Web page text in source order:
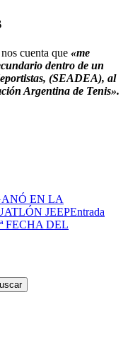
cuenta que «me
dentro de un
(SEADEA), al
Argentina de Tenis».
EN LA
JEEPEntrada
FECHA DEL